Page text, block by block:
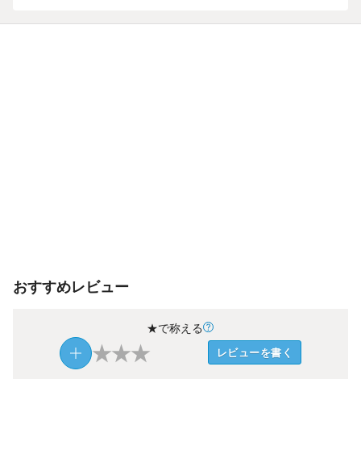
おすすめレビュー
★で称える
★★★ レビューを書く